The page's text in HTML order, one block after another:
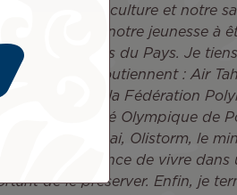
rayonner notre culture et notre
d’encourager notre jeunesse à
les couleurs du Pays. Je
qui me soutiennent : Air
et des Sports, la Fédération
le Comité Olympique de
de Tubuai, Olistorm, le
avons la chance de vivre
de le préserver. Enfin, je